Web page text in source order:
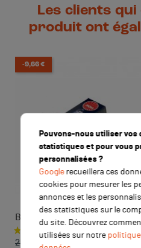
Les clients
produit ont
-9,66 €
Bougie NGK iridium CR9EIX
Prix de base
25,56 €
Prix
Pouvons-nous utiliser vos
statistiques et pour vous
personnalisées ?
Googlerecueillera ces
cookies pour mesurer les
annonces et les
des statistiques sur le
du site. Découvrez
utilisées sur notre